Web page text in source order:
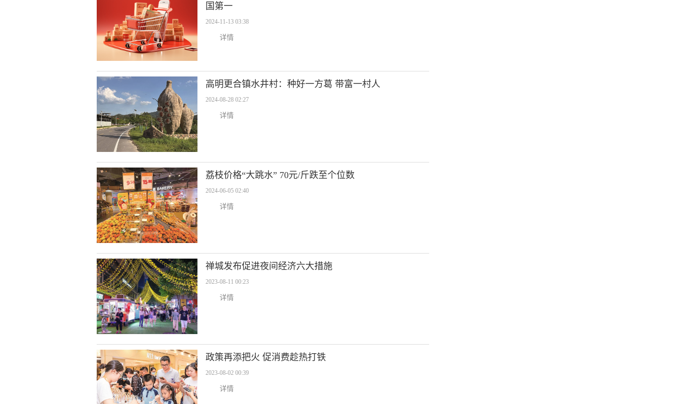
国第一
2024-11-13 03:38
详情
高明更合镇水井村：种好一方葛 带富一村人
2024-08-28 02:27
详情
荔枝价格“大跳水” 70元/斤跌至个位数
2024-06-05 02:40
详情
禅城发布促进夜间经济六大措施
2023-08-11 00:23
详情
政策再添把火 促消费趁热打铁
2023-08-02 00:39
详情